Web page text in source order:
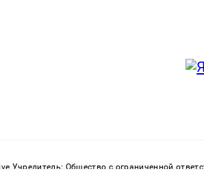
Учредитель: Общество с ограниченной